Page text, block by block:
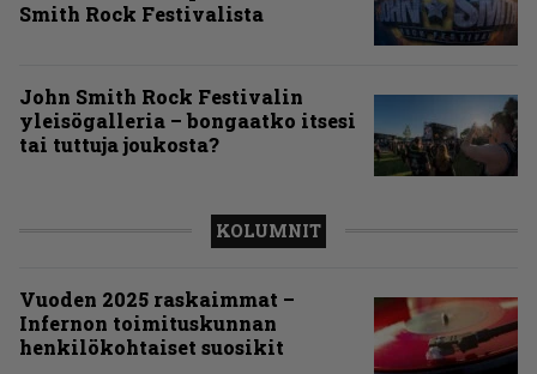
Smith Rock Festivalista
John Smith Rock Festivalin
yleisögalleria – bongaatko itsesi
tai tuttuja joukosta?
KOLUMNIT
Vuoden 2025 raskaimmat –
Infernon toimituskunnan
henkilökohtaiset suosikit